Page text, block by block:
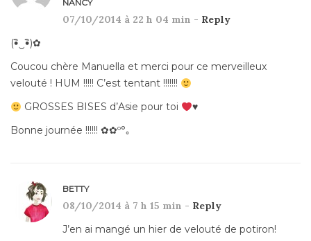
NANCY
07/10/2014 à 22 h 04 min - Reply
(•ิ‿•ิ)✿
Coucou chère Manuella et merci pour ce merveilleux
velouté ! HUM !!!!! C’est tentant !!!!!!!
GROSSES BISES d’Asie pour toi
♥
Bonne journée !!!!!! ✿✿º°｡
BETTY
08/10/2014 à 7 h 15 min - Reply
J’en ai mangé un hier de velouté de potiron!